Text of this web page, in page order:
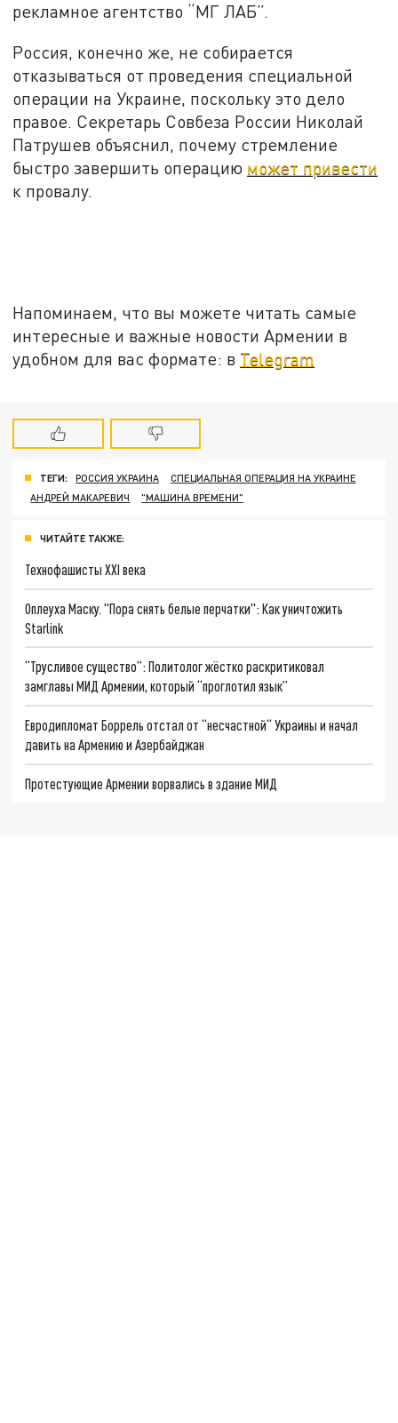
рекламное агентство “МГ ЛАБ”.
Россия, конечно же, не собирается
отказываться от проведения специальной
операции на Украине, поскольку это дело
правое. Секретарь Совбеза России Николай
Патрушев объяснил, почему стремление
быстро завершить операцию может привести
к провалу.
Напоминаем, что вы можете читать самые
интересные и важные новости Армении в
удобном для вас формате: в Telegram
ТЕГИ: РОССИЯ УКРАИНА
СПЕЦИАЛЬНАЯ ОПЕРАЦИЯ НА УКРАИНЕ
АНДРЕЙ МАКАРЕВИЧ
"МАШИНА ВРЕМЕНИ"
ЧИТАЙТЕ ТАКЖЕ:
Технофашисты XXI века
Оплеуха Маску. "Пора снять белые перчатки": Как уничтожить
Starlink
“Трусливое существо”: Политолог жёстко раскритиковал
замглавы МИД Армении, который “проглотил язык”
Евродипломат Боррель отстал от “несчастной“ Украины и начал
давить на Армению и Азербайджан
Протестующие Армении ворвались в здание МИД